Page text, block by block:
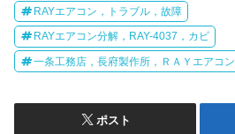
RAYエアコン，トラブル，故障
RAYエアコン分解，RAY-4037，カビ
一条工務店，長府製作所，ＲＡＹエアコン
ポスト